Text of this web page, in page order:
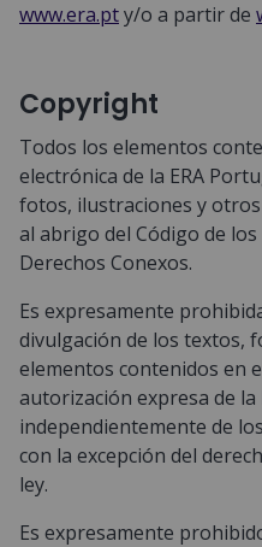
www.era.pty/o a partir de
Copyright
Todos los elementos
electrónica de la ERA
fotos, ilustraciones y
al abrigo del Código de
Derechos Conexos.
Es expresamente
divulgación de los textos,
elementos contenidos en
autorización expresa de la
independientemente de
con la excepción del
ley.
Es expresamente